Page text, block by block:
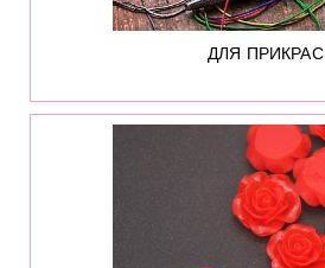
ДЛЯ ПРИКРАС
3500